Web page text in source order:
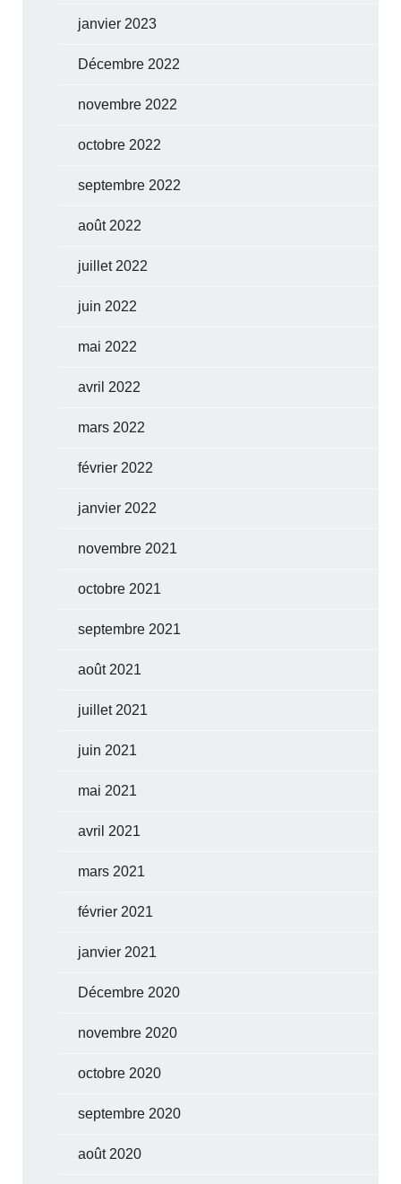
janvier 2023
Décembre 2022
novembre 2022
octobre 2022
septembre 2022
août 2022
juillet 2022
juin 2022
mai 2022
avril 2022
mars 2022
février 2022
janvier 2022
novembre 2021
octobre 2021
septembre 2021
août 2021
juillet 2021
juin 2021
mai 2021
avril 2021
mars 2021
février 2021
janvier 2021
Décembre 2020
novembre 2020
octobre 2020
septembre 2020
août 2020